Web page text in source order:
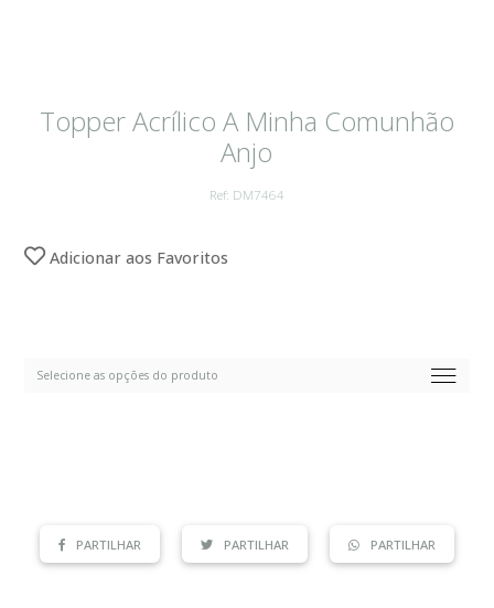
Topper Acrílico A Minha Comunhão
Anjo
Ref: DM7464
Adicionar aos Favoritos
PARTILHAR PARTILHAR PARTILHAR